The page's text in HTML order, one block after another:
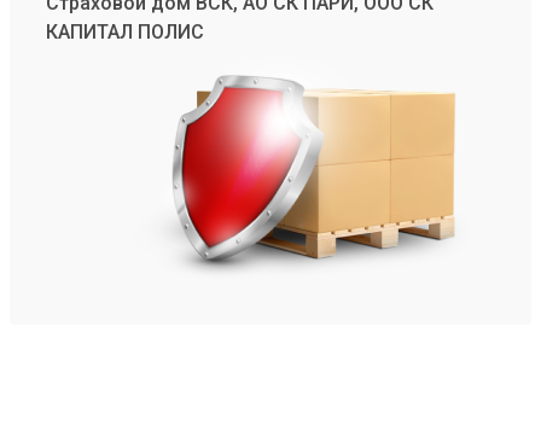
КАПИТАЛ ПОЛИС